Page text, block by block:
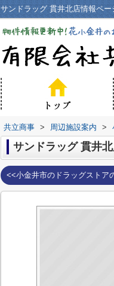
サンドラッグ 貫井北店情報ペ
共立商事 > 周辺施設案内 >
サンドラッグ 貫井
<<小金井市のドラッグストア